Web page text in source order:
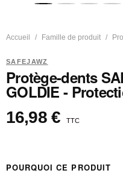
Accueil Famille de produit
SAFEJAWZ
Protège-dents
GOLDIE -
16,98 € TTC
POURQUOI CE PRODUIT